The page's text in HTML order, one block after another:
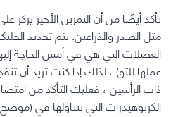
تأكد أيضًا من أن التمرين الأخير يركز
مثل الصدر والذراعين.يتم تجديد
العضلات التي هي في أمس الحاجة
عملها للتو) ، لذلك إذا كنت تريد أن
ذات الرأسين ، فعليك التأكد من
الكربوهيدرات التي تتناولها في